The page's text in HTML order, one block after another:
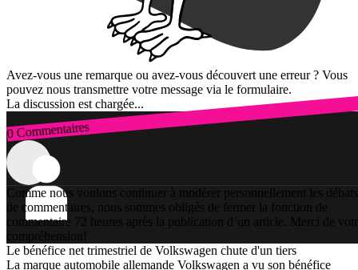
Avez-vous une remarque ou avez-vous découvert une erreur ? Vous
pouvez nous transmettre votre message via le formulaire.
La discussion est chargée...
0 Commentaires
Connexion
Comme nous voulons continuer à modérer personnellement les débats
de commentaires, nous sommes obligés de fermer la fonction de
commentaire 72 heures après la publication d’un article. Merci de
compréhension!
Le bénéfice net trimestriel de Volkswagen chute d'un tiers
La marque automobile allemande Volkswagen a vu son bénéfice